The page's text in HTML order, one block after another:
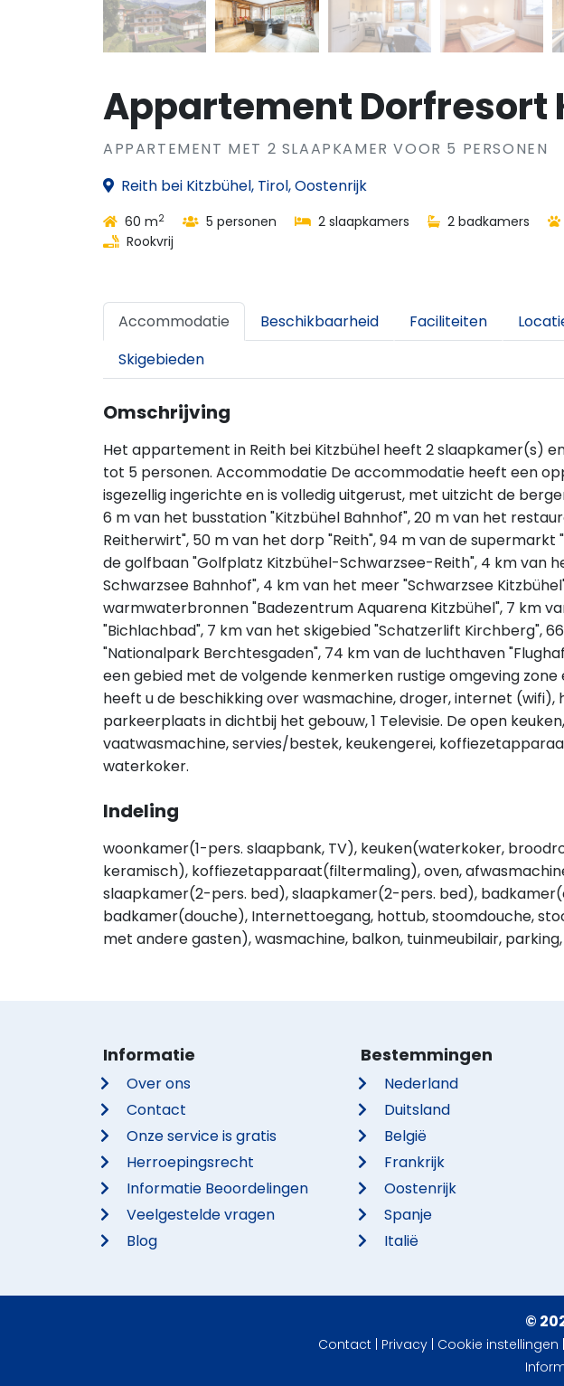
Appartement Dorfresort
APPARTEMENT MET 2 SLAAPKAMER VOOR 5 PERSONEN
Reith bei Kitzbühel, Tirol, Oostenrijk
60 m2 5 personen 2 slaapkamers 2 badkamers
Rookvrij
Accommodatie Beschikbaarheid Faciliteiten
Skigebieden
Omschrijving
Het appartement in Reith bei Kitzbühel heeft 2 slaapkamer(s)
tot 5 personen. Accommodatie De accommodatie heeft een
isgezellig ingerichte en is volledig uitgerust, met uitzicht de
6 m van het busstation "Kitzbühel Bahnhof", 20 m van het
Reitherwirt", 50 m van het dorp "Reith", 94 m van de supermarkt
de golfbaan "Golfplatz Kitzbühel-Schwarzsee-Reith", 4 km van
Schwarzsee Bahnhof", 4 km van het meer "Schwarzsee
warmwaterbronnen "Badezentrum Aquarena Kitzbühel", 7 km
"Bichlachbad", 7 km van het skigebied "Schatzerlift Kirchberg",
"Nationalpark Berchtesgaden", 74 km van de luchthaven
een gebied met de volgende kenmerken rustige omgeving
heeft u de beschikking over wasmachine, droger, internet
parkeerplaats in dichtbij het gebouw, 1 Televisie. De open
vaatwasmachine, servies/bestek, keukengerei,
waterkoker.
Indeling
woonkamer(1-pers. slaapbank, TV), keuken(waterkoker,
keramisch), koffiezetapparaat(filtermaling), oven,
slaapkamer(2-pers. bed), slaapkamer(2-pers. bed),
badkamer(douche), Internettoegang, hottub, stoomdouche,
met andere gasten), wasmachine, balkon, tuinmeubilair,
Informatie
Over ons
Contact
Onze service is gratis
Herroepingsrecht
Informatie Beoordelingen
Veelgestelde vragen
Blog
Bestemmingen
Nederland
Duitsland
België
Frankrijk
Oostenrijk
Spanje
Italië
©
Contact Privacy Cookie instellingen